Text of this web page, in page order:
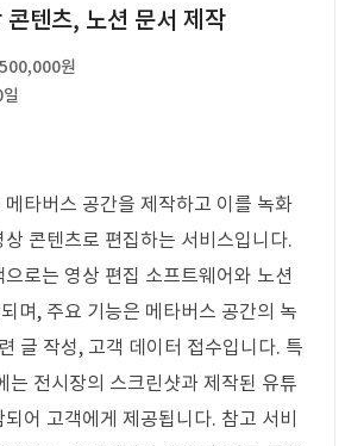
콘텐츠, 노션 문서 제작
원
메타버스 공간을 제작하고 이를 녹화
콘텐츠로 편집하는 서비스입니다.
로는 영상 편집 소프트웨어와 노션
며, 주요 기능은 메타버스 공간의 녹
글 작성, 고객 데이터 접수입니다. 특
는 전시장의 스크린샷과 제작된 유튜
어 고객에게 제공됩니다. 참고 서비